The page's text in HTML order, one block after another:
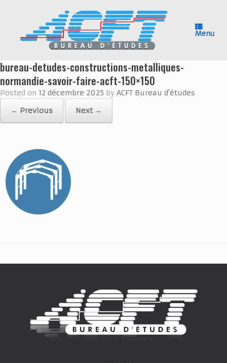
Menu
bureau-detudes-constructions-metalliques-
normandie-savoir-faire-acft-150×150
Posted on 12 décembre 2025 by ACFT Bureau d'études
← Previous
Next →